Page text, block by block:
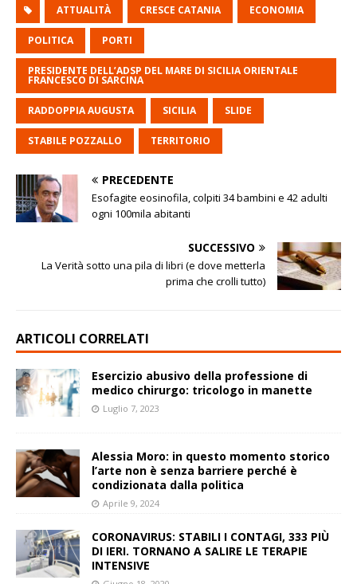
ATTUALITÀ CRESCE CATANIA ECONOMIA
POLITICA PORTI
PRESIDENTE DELL’ADSP DEL MARE DI SICILIA ORIENTALE
FRANCESCO DI SARCINA
RADDOPPIA AUGUSTA SICILIA SLIDE
STABILE POZZALLO TERRITORIO
PRECEDENTE
Esofagite eosinofila, colpiti 34 bambini e 42 adulti
ogni 100mila abitanti
SUCCESSIVO
La Verità sotto una pila di libri (e dove metterla
prima che crolli tutto)
ARTICOLI CORRELATI
Esercizio abusivo della professione di
medico chirurgo: tricologo in manette
Luglio 7, 2023
Alessia Moro: in questo momento storico
l’arte non è senza barriere perché è
condizionata dalla politica
Aprile 9, 2024
CORONAVIRUS: STABILI I CONTAGI, 333 PIÙ
DI IERI. TORNANO A SALIRE LE TERAPIE
INTENSIVE